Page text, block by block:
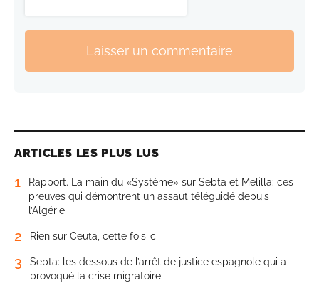
Laisser un commentaire
ARTICLES LES PLUS LUS
1
Rapport. La main du «Système» sur Sebta et Melilla: ces
preuves qui démontrent un assaut téléguidé depuis
l’Algérie
2 Rien sur Ceuta, cette fois-ci
3
Sebta: les dessous de l’arrêt de justice espagnole qui a
provoqué la crise migratoire